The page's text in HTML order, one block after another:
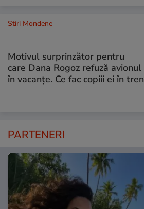
Stiri Mondene
Motivul surprinzător pentru
care Dana Rogoz refuză avionul
în vacanțe. Ce fac copiii ei în tren
PARTENERI